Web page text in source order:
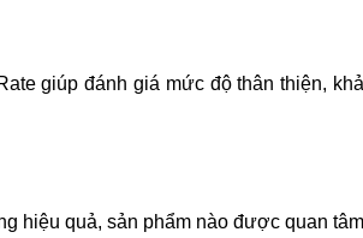
giúp đánh giá mức độ thân thiện, khả
hiệu quả, sản phẩm nào được quan tâm